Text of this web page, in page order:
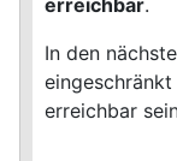
erreichbar.
In den
erreichbar